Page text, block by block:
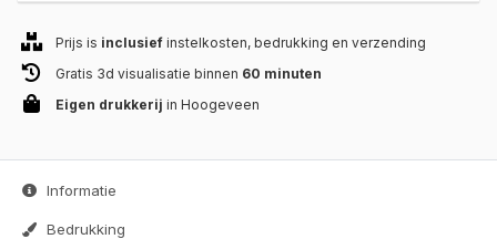
Prijs is inclusief instelkosten, bedrukking en verzending
Gratis 3d visualisatie binnen 60 minuten
Eigen drukkerij in Hoogeveen
Informatie
Bedrukking